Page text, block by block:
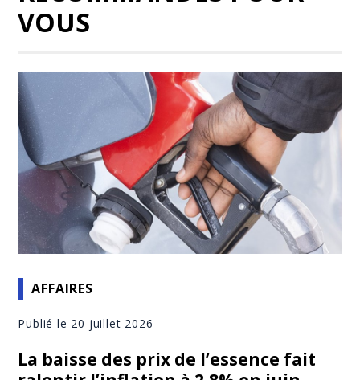
VOUS
AFFAIRES
Publié le 20 juillet 2026
La baisse des prix de l’essence fait